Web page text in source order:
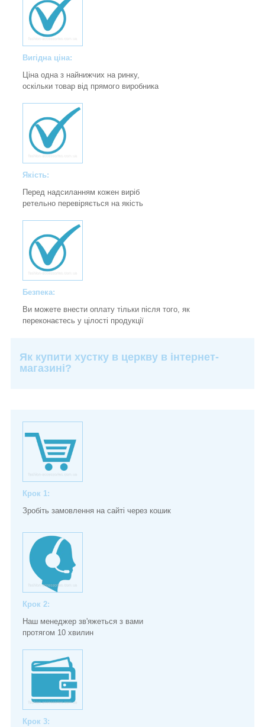
Вигідна ціна:
Ціна одна з найнижчих на ринку,
оскільки товар від прямого виробника
Якість:
Перед надсиланням кожен виріб
ретельно перевіряється на якість
Безпека:
Ви можете внести оплату тільки після того, як
переконаєтесь у цілості продукції
Як купити хустку в церкву в інтернет-
магазині?
Крок 1:
Зробіть замовлення на сайті через кошик
Крок 2:
Наш менеджер зв'яжеться з вами
протягом 10 хвилин
Крок 3: